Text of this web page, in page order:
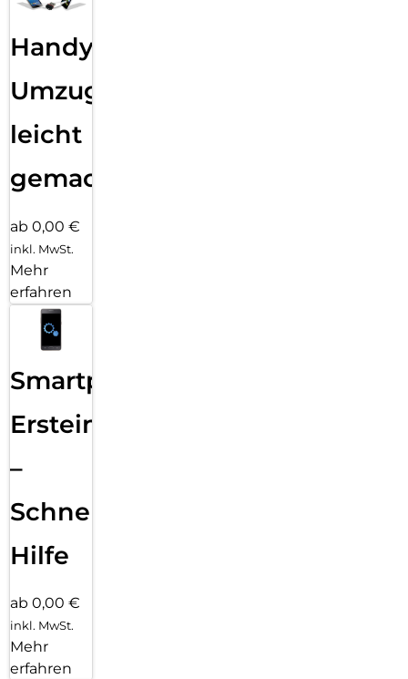
Handy
Umzug
leicht
gemacht!
ab 0,00 €
inkl. MwSt.
Mehr
erfahren
Smartphone
Ersteinrichtung
–
Schnelle
Hilfe
ab 0,00 €
inkl. MwSt.
Mehr
erfahren